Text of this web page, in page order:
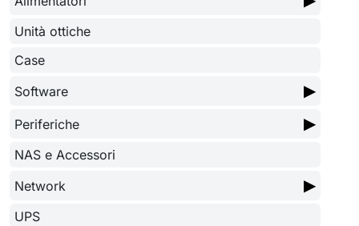
Unità ottiche
Case
Software
▶
Periferiche ▶
NAS e Accessori
Network
▶
UPS